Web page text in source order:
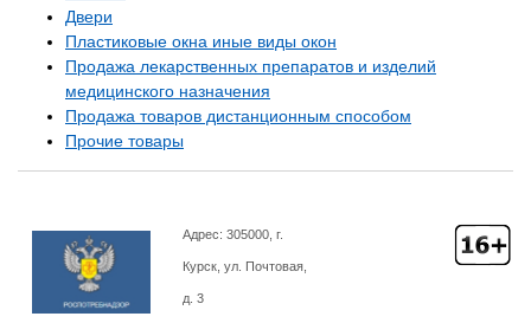
Двери
Пластиковые окна иные виды окон
Продажа лекарственных препаратов и изделий
медицинского назначения
Продажа товаров дистанционным способом
Прочие товары
Адрес: 305000, г.
Курск, ул. Почтовая,
д. 3